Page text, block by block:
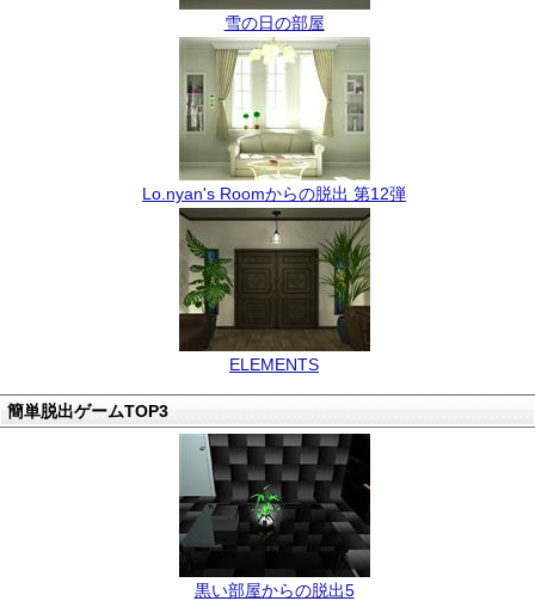
雪の日の部屋
Lo.nyan's Roomからの脱出 第12弾
ELEMENTS
簡単脱出ゲームTOP3
黒い部屋からの脱出5